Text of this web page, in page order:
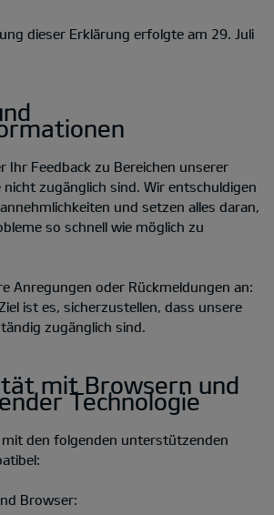
dieser Erklärung erfolgte am 29. Juli
Ihr Feedback zu Bereichen unserer
nicht zugänglich sind. Wir entschuldigen
und setzen alles daran,
so schnell wie möglich zu
Anregungen oder Rückmeldungen an:
ist es, sicherzustellen, dass unsere
zugänglich sind.
mit Browsern und
Technologie
mit den folgenden unterstützenden
Browser: